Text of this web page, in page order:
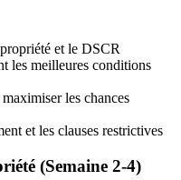
et le DSCR
les meilleures conditions
les chances
et les clauses restrictives
(Semaine 2-4)